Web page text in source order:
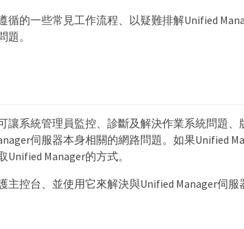
循的一些常見工作流程、以疑難排解Unified
。
讓系統管理員監控、診斷及解決作業系統問題
伺服器本身相關的網路問題。如果Unified
Manager的方式。
控台、並使用它來解決與Unified Manager伺服